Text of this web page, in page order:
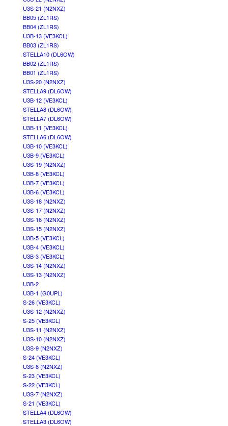
U3S-21 (N2NXZ)
BB05 (ZL1RS)
BB04 (ZL1RS)
U3B-13 (VE3KCL)
BB03 (ZL1RS)
STELLA10 (DL6OW)
BB02 (ZL1RS)
BB01 (ZL1RS)
U3S-20 (N2NXZ)
STELLA9 (DL6OW)
U3B-12 (VE3KCL)
STELLA8 (DL6OW)
STELLA7 (DL6OW)
U3B-11 (VE3KCL)
STELLA6 (DL6OW)
U3B-10 (VE3KCL)
U3B-9 (VE3KCL)
U3S-19 (N2NXZ)
U3B-8 (VE3KCL)
U3B-7 (VE3KCL)
U3B-6 (VE3KCL)
U3S-18 (N2NXZ)
U3S-17 (N2NXZ)
U3S-16 (N2NXZ)
U3S-15 (N2NXZ)
U3B-5 (VE3KCL)
U3B-4 (VE3KCL)
U3B-3 (VE3KCL)
U3S-14 (N2NXZ)
U3S-13 (N2NXZ)
U3B-2
U3B-1 (G0UPL)
S-26 (VE3KCL)
U3S-12 (N2NXZ)
S-25 (VE3KCL)
U3S-11 (N2NXZ)
U3S-10 (N2NXZ)
U3S-9 (N2NXZ)
S-24 (VE3KCL)
U3S-8 (N2NXZ)
S-23 (VE3KCL)
S-22 (VE3KCL)
U3S-7 (N2NXZ)
S-21 (VE3KCL)
STELLA4 (DL6OW)
STELLA3 (DL6OW)